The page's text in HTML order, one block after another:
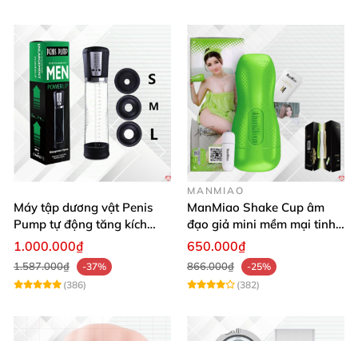
Máy tập dương vật Penis
Pump tự động tăng kích
thước hiệu quả nhanh
1.000.000₫
1.587.000₫
-37%
(386)
MANMIAO
ManMiao Shake Cup âm
đạo giả mini mềm mại tinh
tế kích thích cực đỉnh
650.000₫
866.000₫
-25%
(382)